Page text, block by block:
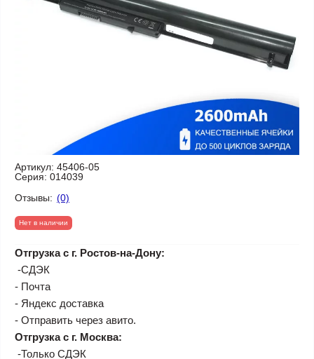
Артикул: 45406-05
Серия: 014039
Отзывы: (0)
Нет в наличии
Отгрузка с г. Ростов-на-Дону:
-СДЭК
- Почта
- Яндекс доставка
- Отправить через авито.
Отгрузка с г. Москва:
-Только СДЭК